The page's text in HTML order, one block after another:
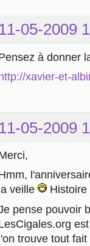
11-05-2009
à donner
xavier-et-
11-05-2009
la veille
pense pouvoir
trouve tout